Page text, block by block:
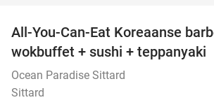
All-You-Can-Eat Koreaanse
wokbuffet + sushi + teppanyaki
Ocean Paradise Sittard
Sittard